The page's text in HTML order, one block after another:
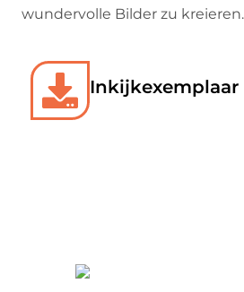
wundervolle Bilder zu kreieren.
Inkijkexemplaar